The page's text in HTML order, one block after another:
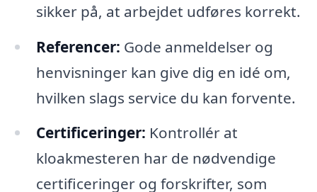
sikker på, at arbejdet udføres korrekt.
Referencer: Gode anmeldelser og
henvisninger kan give dig en idé om,
hvilken slags service du kan forvente.
Certificeringer: Kontrollér at
kloakmesteren har de nødvendige
certificeringer og forskrifter, som